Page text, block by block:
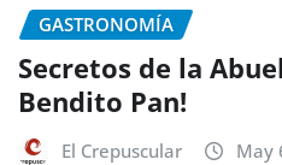
GASTRONOMÍA
Secretos de la
Bendito Pan!
El Crepuscular May